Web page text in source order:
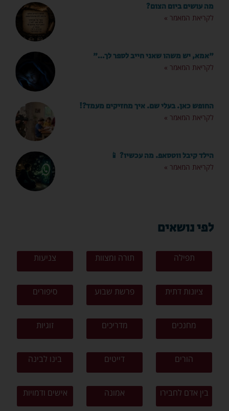
מה עושים ביום הצום?
לקריאת המאמר »
"אמא, יש משהו שאני חייב לספר לך…"
לקריאת המאמר »
החופש כאן. בעלי שם. איך מחזיקים מעמד?!
לקריאת המאמר »
הילד קיבל ווטסאפ. מה עכשיו? 📱
לקריאת המאמר »
לפי נושאים
תפילה תורה ומצוות צניעות
ציונות דתית פרשת שבוע סיפורים
מחנכים מדריכים זוגיות
הורים דייטים בינו לבינה
בין אדם לחבירו אמונה אישים ודמויות